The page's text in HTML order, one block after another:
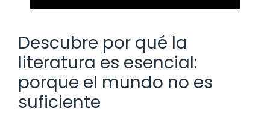
Descubre por qué la
literatura es esencial:
porque el mundo no es
suficiente